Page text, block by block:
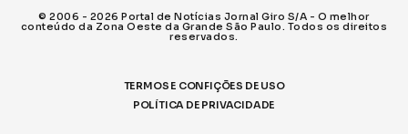
© 2006 - 2026 Portal de Notícias Jornal Giro S/A - O melhor
conteúdo da Zona Oeste da Grande São Paulo. Todos os direitos
reservados.
TERMOS E CONFIÇÕES DE USO
POLÍTICA DE PRIVACIDADE